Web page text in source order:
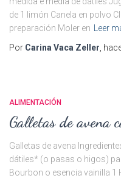
de 1 limón Canela en polvo
preparación Moler en
Leer
Por Carina Vaca Zeller ,
ALIMENTACIÓN
Galletas de avena
Galletas de avena
dátiles* (o pasas o higos)
Bourbon o esencia vainilla